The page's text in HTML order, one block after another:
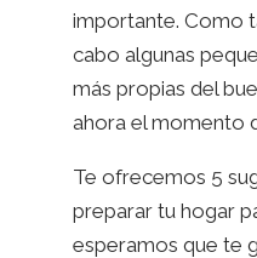
importante. Como
cabo algunas
más propias del
ahora el momento
Te ofrecemos 5
preparar tu hogar
esperamos que te